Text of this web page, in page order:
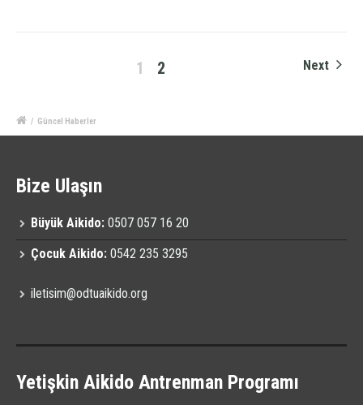
1 2 Next
/ Güncel Haberler
Bize Ulaşın
Büyük Aikido: 0507 057 16 20
Çocuk Aikido: 0542 235 3295
iletisim@odtuaikido.org
Yetişkin Aikido Antrenman Programı